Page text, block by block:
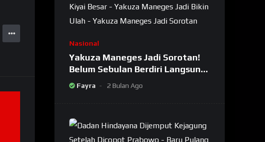
Nasional
Yakuza Maneges Jadi Sorotan!
Belum Sebulan Berdiri Langsung
Bikin Ulah: Bongkar Oknum Kiyai
Besar
Fayra 2 Bulan Ago